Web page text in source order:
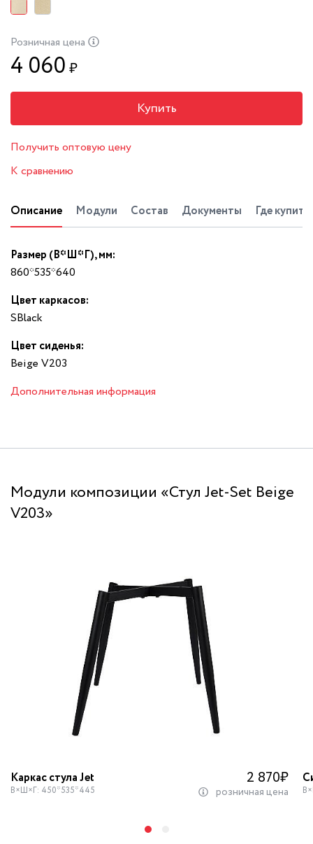
Розничная цена
4 060 ₽
Купить
Получить оптовую цену
К сравнению
Описание Модули Состав Документы Где
Размер (В*Ш*Г), мм:
860*535*640
Цвет каркасов:
SBlack
Цвет сиденья:
Beige V203
Дополнительная информация
Модули композиции «Стул Jet-Set Beige
V203»
Каркас стула Jet 2 870₽
В×Ш×Г: 450*535*445 розничная цена